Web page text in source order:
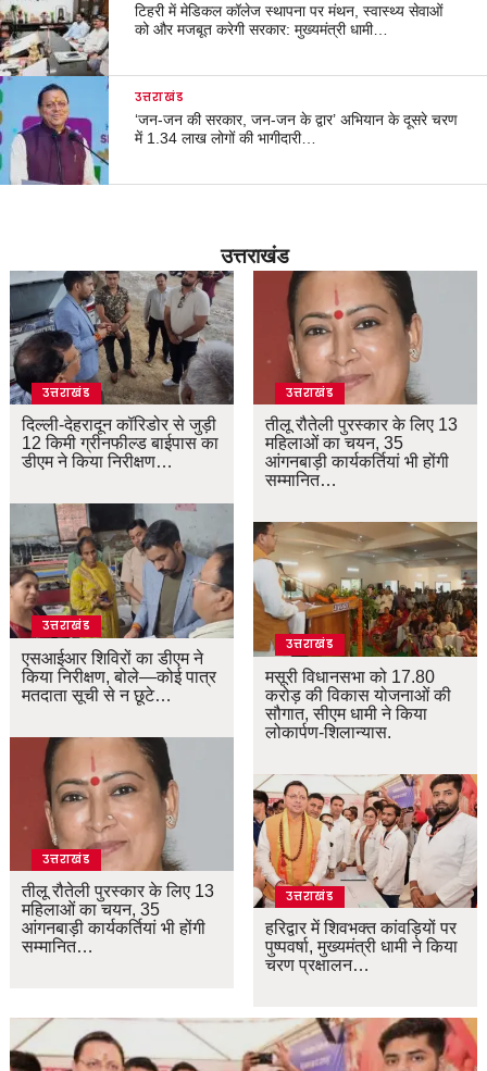
टिहरी में मेडिकल कॉलेज स्थापना पर मंथन, स्वास्थ्य सेवाओं
को और मजबूत करेगी सरकार: मुख्यमंत्री धामी…
उत्तराखंड
‘जन-जन की सरकार, जन-जन के द्वार’ अभियान के दूसरे चरण
में 1.34 लाख लोगों की भागीदारी…
उत्तराखंड
उत्तराखंड
दिल्ली-देहरादून कॉरिडोर से जुड़ी
12 किमी ग्रीनफील्ड बाईपास का
डीएम ने किया निरीक्षण…
उत्तराखंड
एसआईआर शिविरों का डीएम ने
किया निरीक्षण, बोले—कोई पात्र
मतदाता सूची से न छूटे…
उत्तराखंड
तीलू रौतेली पुरस्कार के लिए 13
महिलाओं का चयन, 35
आंगनबाड़ी कार्यकर्तियां भी होंगी
सम्मानित…
उत्तराखंड
तीलू रौतेली पुरस्कार के लिए 13
महिलाओं का चयन, 35
आंगनबाड़ी कार्यकर्तियां भी होंगी
सम्मानित…
उत्तराखंड
मसूरी विधानसभा को 17.80
करोड़ की विकास योजनाओं की
सौगात, सीएम धामी ने किया
लोकार्पण-शिलान्यास.
उत्तराखंड
हरिद्वार में शिवभक्त कांवड़ियों पर
पुष्पवर्षा, मुख्यमंत्री धामी ने किया
चरण प्रक्षालन…